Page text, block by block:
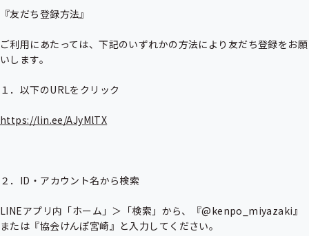
『友だち登録方法』
ご利用にあたっては、下記のいずれかの方法により友だち登録をお願
いします。
１．以下のURLをクリック
https://lin.ee/AJyMlTX
２．ID・アカウント名から検索
LINEアプリ内「ホーム」＞「検索」から、『@kenpo_miyazaki』
または『協会けんぽ宮崎』と入力してください。